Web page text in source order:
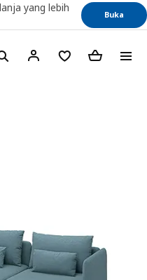
yang lebih
Buka